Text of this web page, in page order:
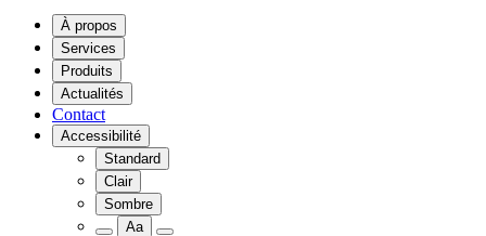
À propos
Services
Produits
Actualités
Contact
Accessibilité
Standard
Clair
Sombre
Aa